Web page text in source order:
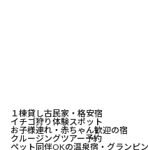
１棟貸し古民家・格安宿
イチゴ狩り体験スポット
お子様連れ・赤ちゃん歓迎の宿
クルージングツアー予約
ペット同伴OKの温泉宿・グランピ